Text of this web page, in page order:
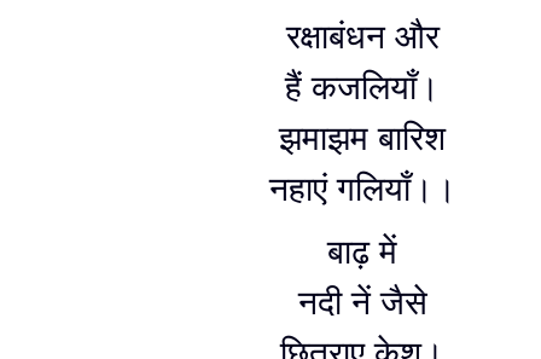
रक्षाबंधन और
हैं कजलियाँ।
झमाझम बारिश
नहाएं गलियाँ।।
बाढ़ में
नदी नें जैसे